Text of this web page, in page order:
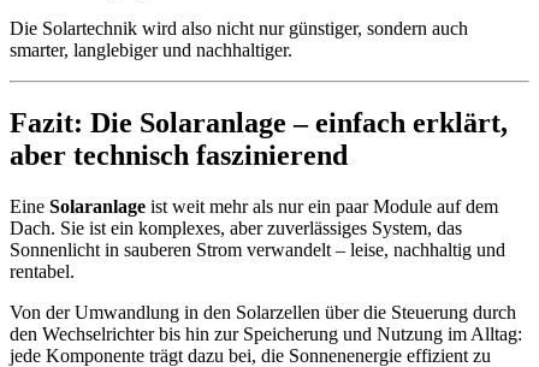
Die Solartechnik wird also nicht nur günstiger, sondern auch
smarter, langlebiger und nachhaltiger.
Fazit: Die Solaranlage – einfach erklärt,
aber technisch faszinierend
Eine Solaranlage ist weit mehr als nur ein paar Module auf dem
Dach. Sie ist ein komplexes, aber zuverlässiges System, das
Sonnenlicht in sauberen Strom verwandelt – leise, nachhaltig und
rentabel.
Von der Umwandlung in den Solarzellen über die Steuerung durch
den Wechselrichter bis hin zur Speicherung und Nutzung im Alltag:
jede Komponente trägt dazu bei, die Sonnenenergie effizient zu